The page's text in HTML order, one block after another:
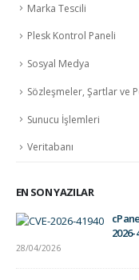
Marka Tescili
Plesk Kontrol Paneli
Sosyal Medya
Sözleşmeler, Şartlar ve
Sunucu İşlemleri
Veritabanı
EN SON YAZILAR
2026-
28/04/2026